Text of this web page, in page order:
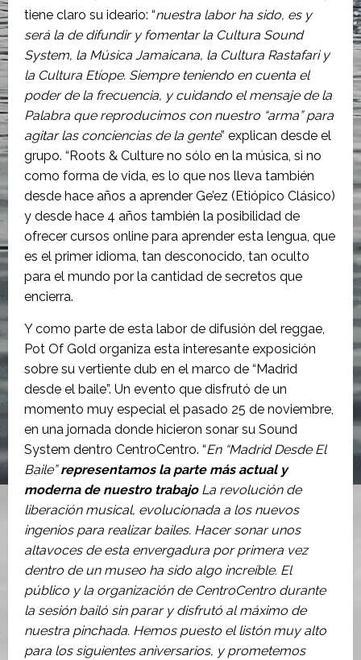
tiene claro su ideario: “nuestra labor ha sido, es y
será la de difundir y fomentar la Cultura Sound
System, la Música Jamaicana, la Cultura Rastafari y
la Cultura Etíope. Siempre teniendo en cuenta el
poder de la frecuencia, y cuidando el mensaje de la
Palabra que reproducimos con nuestro “arma” para
agitar las conciencias de la gente” explican desde el
grupo. “Roots & Culture no sólo en la música, si no
como forma de vida, es lo que nos lleva también
desde hace años a aprender Ge’ez (Etiópico Clásico)
y desde hace 4 años también la posibilidad de
ofrecer cursos online para aprender esta lengua, que
es el primer idioma, tan desconocido, tan oculto
para el mundo por la cantidad de secretos que
encierra.
Y como parte de esta labor de difusión del reggae,
Pot Of Gold organiza esta interesante exposición
sobre su vertiente dub en el marco de “Madrid
desde el baile”. Un evento que disfrutó de un
momento muy especial el pasado 25 de noviembre,
en una jornada donde hicieron sonar su Sound
System dentro CentroCentro. “En “Madrid Desde El
Baile”representamos la parte más actual y
moderna de nuestro trabajoLa revolución de
liberación musical, evolucionada a los nuevos
ingenios para realizar bailes. Hacer sonar unos
altavoces de esta envergadura por primera vez
dentro de un museo ha sido algo increíble. El
público y la organización de CentroCentro durante
la sesión bailó sin parar y disfrutó al máximo de
nuestra pinchada. Hemos puesto el listón muy alto
para los siguientes aniversarios, y prometemos